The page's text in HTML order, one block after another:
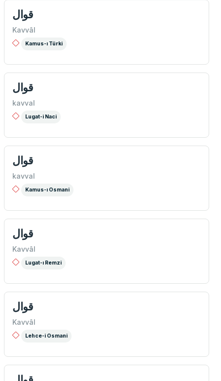
قوال
Kavvâl
Kamus-ı Türki
قوال
kavval
Lugat-i Naci
قوال
kavval
Kamus-ı Osmani
قوال
Kavvâl
Lugat-ı Remzi
قوال
Kavvâl
Lehce-i Osmani